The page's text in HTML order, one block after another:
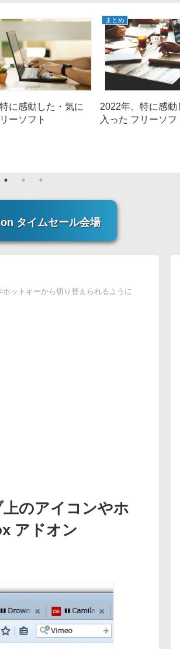
に感動した・気に
ーソフト
まとめ
2022年、特に感動
入った フリーソフ
タイムセール会場
ットキーから切り替えられるように
のアイコンやホ
アドオン